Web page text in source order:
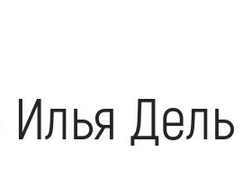
Дель